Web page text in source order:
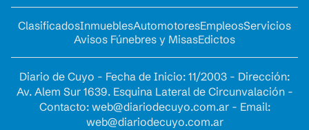
ClasificadosInmueblesAutomotoresEmpleosServicios
Avisos Fúnebres y MisasEdictos
Diario de Cuyo - Fecha de Inicio: 11/2003 - Dirección:
Av. Alem Sur 1639. Esquina Lateral de Circunvalación -
Contacto: web@diariodecuyo.com.ar- Email:
web@diariodecuyo.com.ar